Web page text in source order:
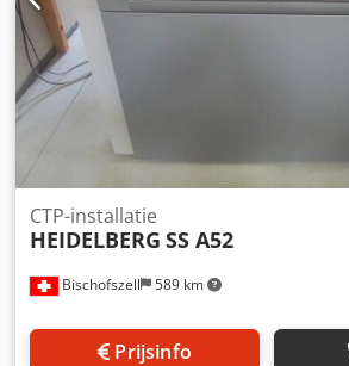
Bischofszell 589 km
CTP-installatie
HEIDELBERG SS A52
Prijsinfo